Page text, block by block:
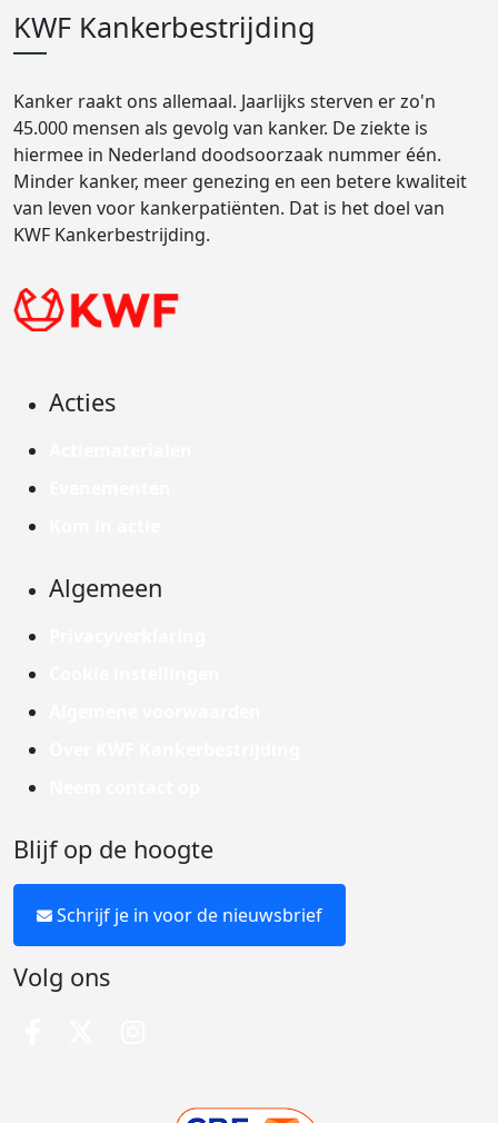
KWF Kankerbestrijding
Kanker raakt ons allemaal. Jaarlijks sterven er zo'n
45.000 mensen als gevolg van kanker. De ziekte is
hiermee in Nederland doodsoorzaak nummer één.
Minder kanker, meer genezing en een betere kwaliteit
van leven voor kankerpatiënten. Dat is het doel van
KWF Kankerbestrijding.
Acties
Algemeen
Blijf op de hoogte
Schrijf je in voor de nieuwsbrief
Volg ons